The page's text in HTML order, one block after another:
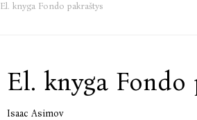
El. knyga Fondo pakraštys
El. knyga Fondo
Isaac Asimov